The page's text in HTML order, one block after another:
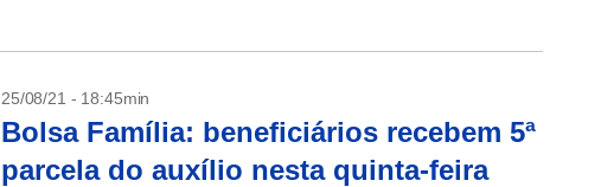
25/08/21 - 18:45min
Bolsa Família: beneficiários recebem 5ª
parcela do auxílio nesta quinta-feira